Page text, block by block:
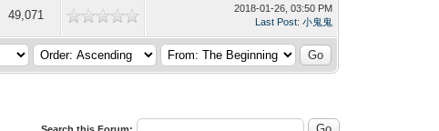
49,071
2018-01-26, 03:50 PM
Last Post:小鬼鬼